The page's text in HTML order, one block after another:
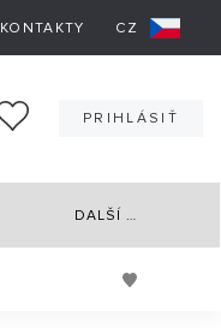
KONTAKTY CZ
PRIHLÁSIŤ
DALŠÍ …